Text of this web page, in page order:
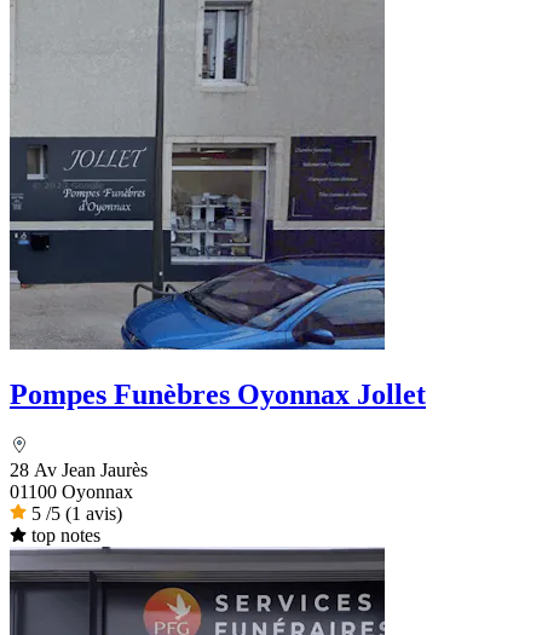
Pompes Funèbres Oyonnax Jollet
28 Av Jean Jaurès
01100 Oyonnax
5 /5 (1 avis)
top notes